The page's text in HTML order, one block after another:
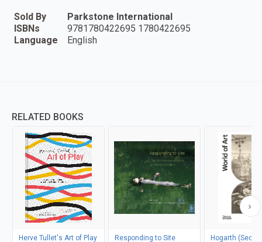
Sold By
Parkstone International
ISBNs
9781780422695 1780422695
Language
English
RELATED BOOKS
Herve Tullet's Art of Play
Responding to Site
Hogarth (Second)